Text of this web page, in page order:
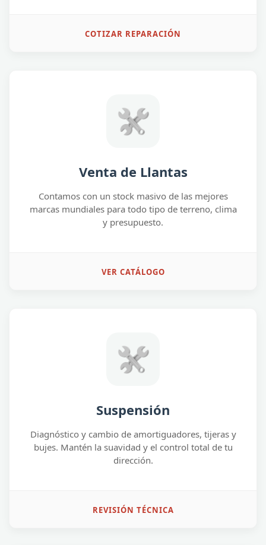
COTIZAR REPARACIÓN
Venta de Llantas
Contamos con un stock masivo de las mejores
marcas mundiales para todo tipo de terreno, clima
y presupuesto.
VER CATÁLOGO
Suspensión
Diagnóstico y cambio de amortiguadores, tijeras y
bujes. Mantén la suavidad y el control total de tu
dirección.
REVISIÓN TÉCNICA